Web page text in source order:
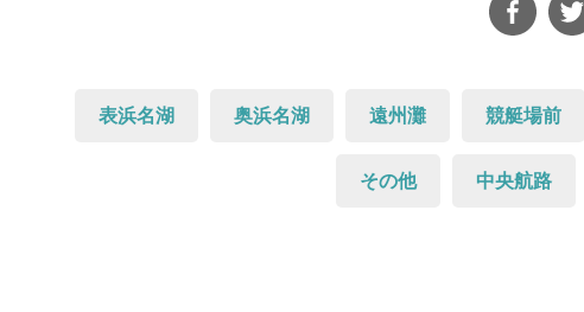
表浜名湖 奥浜名湖 遠州灘 競艇場前
その他 中央航路